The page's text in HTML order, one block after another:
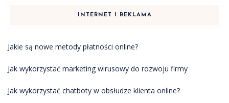
INTERNET I REKLAMA
Jakie są nowe metody płatności online?
Jak wykorzystać marketing wirusowy do rozwoju firmy
Jak wykorzystać chatboty w obsłudze klienta online?